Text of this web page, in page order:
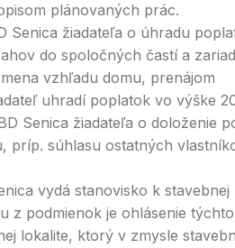
plánovaných prác.
Senica žiadateľa o úhradu
do spoločných častí a
vzhľadu domu, prenájom
uhradí poplatok vo výške
Senica žiadateľa o doloženie
príp. súhlasu ostatných
vydá stanovisko k stavebnej
z podmienok je ohlásenie týchto
lokalite, ktorý v zmysle